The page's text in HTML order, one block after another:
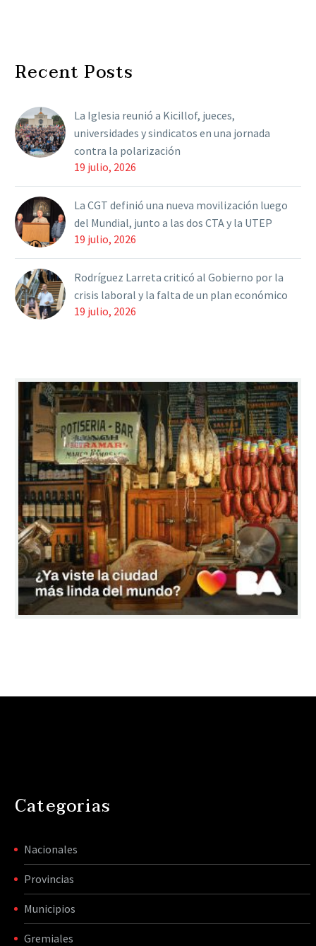
Recent Posts
La Iglesia reunió a Kicillof, jueces,
universidades y sindicatos en una jornada
contra la polarización
19 julio, 2026
La CGT definió una nueva movilización luego
del Mundial, junto a las dos CTA y la UTEP
19 julio, 2026
Rodríguez Larreta criticó al Gobierno por la
crisis laboral y la falta de un plan económico
19 julio, 2026
Categorias
Nacionales
Provincias
Municipios
Gremiales